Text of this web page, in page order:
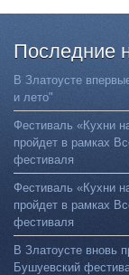
Последние
В Златоусте
и лето"
Фестиваль «Кухни
пройдет в рамках
фестиваля
Фестиваль «Кухни
пройдет в рамках
фестиваля
В Златоусте вновь
Бушуевский